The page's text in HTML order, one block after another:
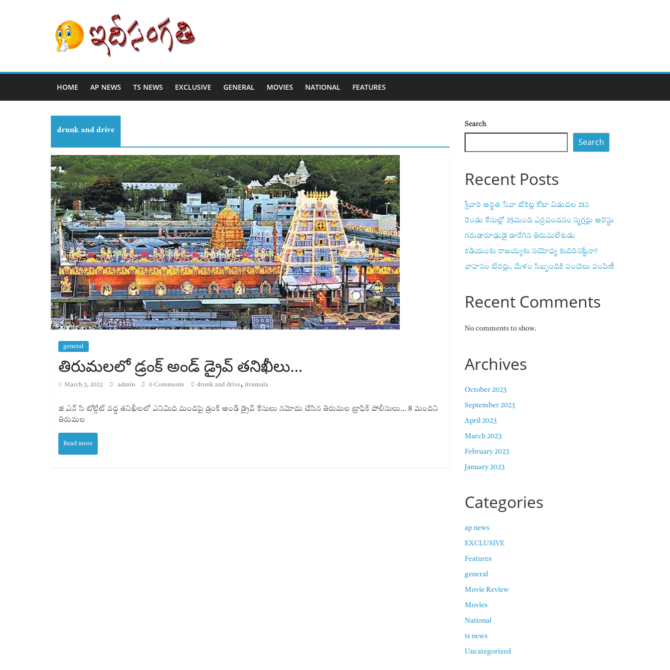
HOME AP NEWS TS NEWS EXCLUSIVE GENERAL MOVIES NATIONAL FEATURES
drunk and drive
general
తిరుమలలో డ్రంక్ అండ్ డ్రైవ్ తనిఖీలు…
March 3, 2023 admin 0 Comments drunk and drive, tirumala
జి ఎన్ సి టోల్గేట్ వద్ద తనిఖీలలో ఎనిమిది మందిపై డ్రంక్ అండ్ డ్రైవ్ కేసులు నమోదు చేసిన తిరుమల ట్రాఫిక్ పోలీసులు… 8 మందిని
తిరుమల
Read more
Search
Search
Recent Posts
శ్రీవారి ఆర్జిత సేవా టికెట్ల కోటా విడుదల 21న
రెండు కేసుల్లో 25మంది ఎర్రచందనం స్మగ్లర్లు అరెస్టు
గరుడారూఢుడై ఊరేగిన తిరుమలేశుడు
కడియంకు రాజయ్యకు సయోధ్య కుదిరినట్టేనా?
వాహ‌నం బేర‌ర్లు, మేళం సిబ్బందికి పంచెలు పంపిణీ
Recent Comments
No comments to show.
Archives
October 2023
September 2023
April 2023
March 2023
February 2023
January 2023
Categories
ap news
EXCLUSIVE
Features
general
Movie Review
Movies
National
ts news
Uncategorized